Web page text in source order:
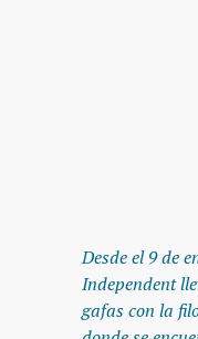
Desde el 9 de
Independent
gafas con la